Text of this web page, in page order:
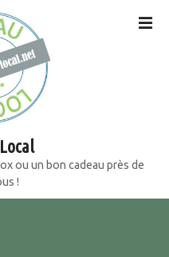
ou un bon cadeau près de
!